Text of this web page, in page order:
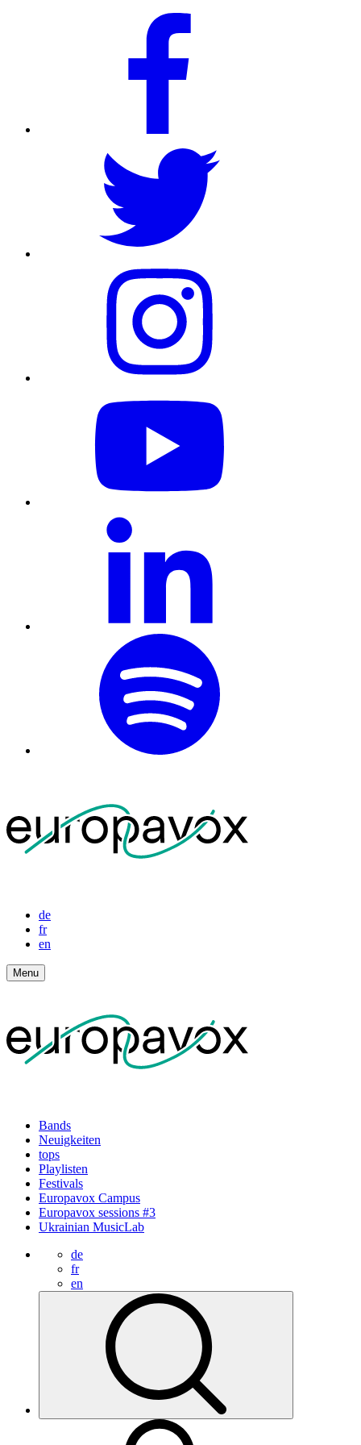
de
fr
en
Menu
Bands
Neuigkeiten
tops
Playlisten
Festivals
Europavox Campus
Europavox sessions #3
Ukrainian MusicLab
de
fr
en